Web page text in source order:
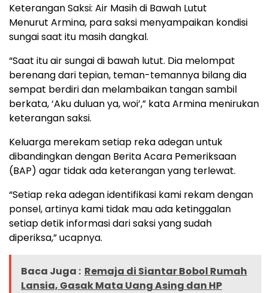
Keterangan Saksi: Air Masih di Bawah Lutut
Menurut Armina, para saksi menyampaikan kondisi
sungai saat itu masih dangkal.
“Saat itu air sungai di bawah lutut. Dia melompat
berenang dari tepian, teman-temannya bilang dia
sempat berdiri dan melambaikan tangan sambil
berkata, ‘Aku duluan ya, woi’,” kata Armina menirukan
keterangan saksi.
Keluarga merekam setiap reka adegan untuk
dibandingkan dengan Berita Acara Pemeriksaan
(BAP) agar tidak ada keterangan yang terlewat.
“Setiap reka adegan identifikasi kami rekam dengan
ponsel, artinya kami tidak mau ada ketinggalan
setiap detik informasi dari saksi yang sudah
diperiksa,” ucapnya.
Baca Juga : Remaja di Siantar Bobol Rumah
Lansia, Gasak Mata Uang Asing dan HP